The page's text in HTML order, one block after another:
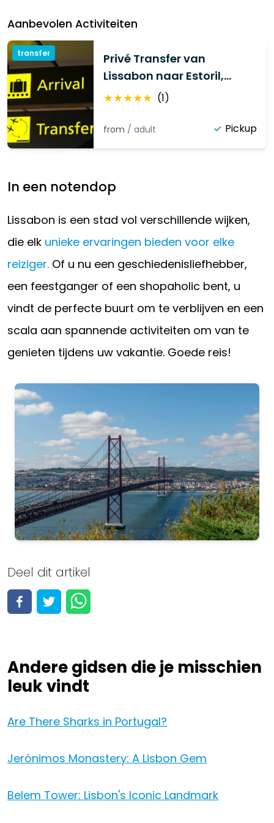
Aanbevolen Activiteiten
transfer
Privé Transfer van
Lissabon naar Estoril,
Cascais, Sintra, Costa da
★★★★★ (1)
from /adult Pickup
In een notendop
Lissabon is een stad vol verschillende wijken,
die elk unieke ervaringen bieden voor elke
reiziger. Of u nu een geschiedenisliefhebber,
een feestganger of een shopaholic bent, u
vindt de perfecte buurt om te verblijven en een
scala aan spannende activiteiten om van te
genieten tijdens uw vakantie. Goede reis!
Lisbon
Bekijk alle 97 activiteiten
Activiteiten bekijken
Deel dit artikel
Andere gidsen die je misschien
leuk vindt
Are There Sharks in Portugal?
Jerónimos Monastery: A Lisbon Gem
Belem Tower: Lisbon's Iconic Landmark